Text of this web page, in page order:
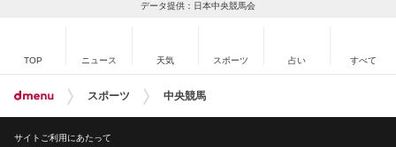
データ提供：日本中央競馬会
TOP ニュース 天気 スポーツ 占い すべて
スポーツ 中央競馬
サイトご利用にあたって